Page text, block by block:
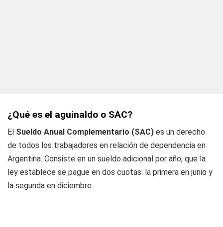
¿Qué es el aguinaldo o SAC?
El Sueldo Anual Complementario (SAC) es un derecho
de todos los trabajadores en relación de dependencia en
Argentina. Consiste en un sueldo adicional por año, que la
ley establece se pague en dos cuotas: la primera en junio y
la segunda en diciembre.